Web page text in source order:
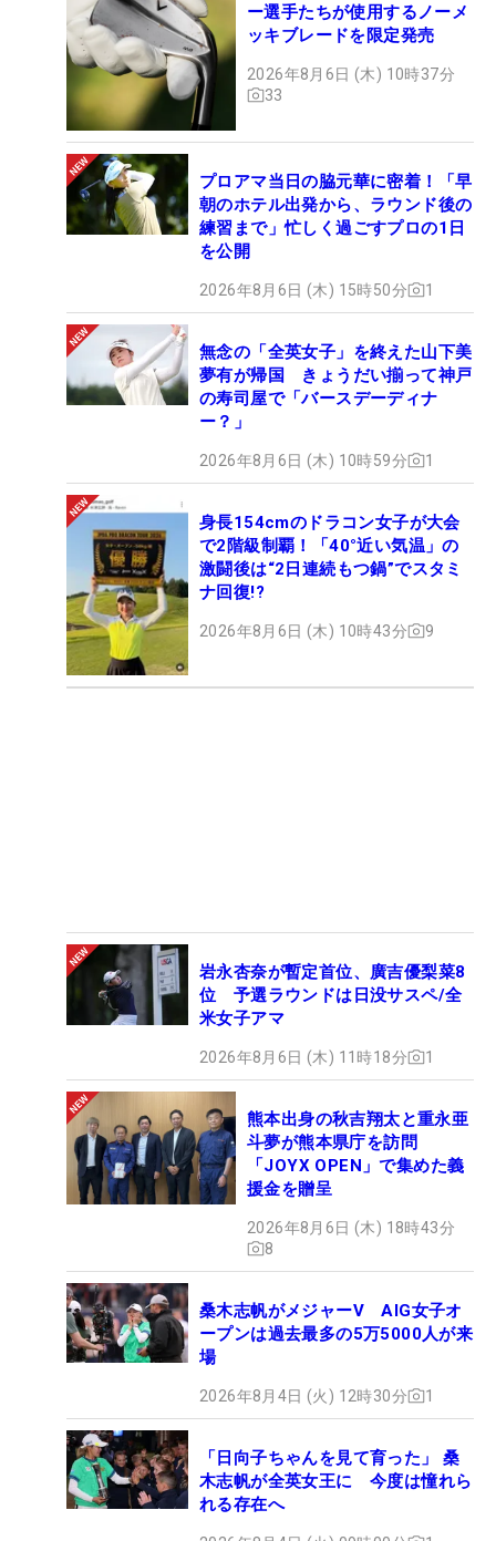
ー選手たちが使用するノーメ
ッキブレードを限定発売
2026年8月6日 (木) 10時37分
33
プロアマ当日の脇元華に密着！「早
朝のホテル出発から、ラウンド後の
練習まで」忙しく過ごすプロの1日
を公開
2026年8月6日 (木) 15時50分 1
無念の「全英女子」を終えた山下美
夢有が帰国 きょうだい揃って神戸
の寿司屋で「バースデーディナ
ー？」
2026年8月6日 (木) 10時59分 1
身長154cmのドラコン女子が大会
で2階級制覇！「40°近い気温」の
激闘後は“2日連続もつ鍋”でスタミ
ナ回復!?
2026年8月6日 (木) 10時43分 9
岩永杏奈が暫定首位、廣吉優梨菜8
位 予選ラウンドは日没サスペ/全
米女子アマ
2026年8月6日 (木) 11時18分 1
熊本出身の秋吉翔太と重永亜
斗夢が熊本県庁を訪問
「JOYX OPEN」で集めた義
援金を贈呈
2026年8月6日 (木) 18時43分
8
桑木志帆がメジャーV AIG女子オ
ープンは過去最多の5万5000人が来
場
2026年8月4日 (火) 12時30分 1
「日向子ちゃんを見て育った」 桑
木志帆が全英女王に 今度は憧れら
れる存在へ